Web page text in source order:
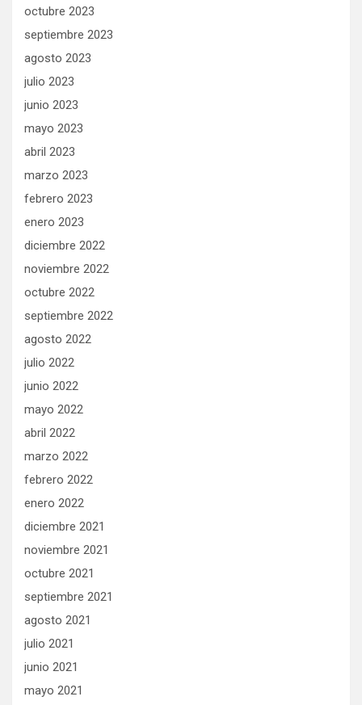
octubre 2023
septiembre 2023
agosto 2023
julio 2023
junio 2023
mayo 2023
abril 2023
marzo 2023
febrero 2023
enero 2023
diciembre 2022
noviembre 2022
octubre 2022
septiembre 2022
agosto 2022
julio 2022
junio 2022
mayo 2022
abril 2022
marzo 2022
febrero 2022
enero 2022
diciembre 2021
noviembre 2021
octubre 2021
septiembre 2021
agosto 2021
julio 2021
junio 2021
mayo 2021